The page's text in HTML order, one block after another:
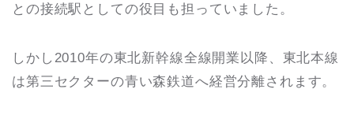
との接続駅としての役目も担っていました。
しかし2010年の東北新幹線全線開業以降、東北本線
は第三セクターの青い森鉄道へ経営分離されます。